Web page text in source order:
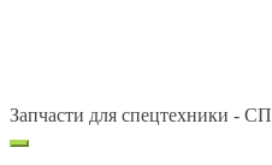
Запчасти для спецтехники -